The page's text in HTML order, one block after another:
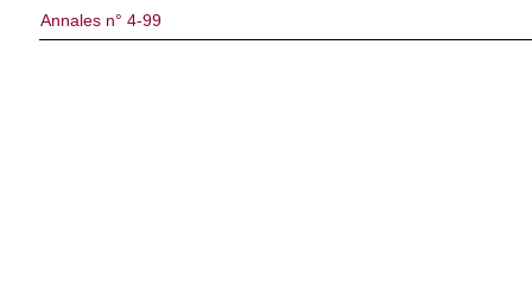
Annales n° 4-99